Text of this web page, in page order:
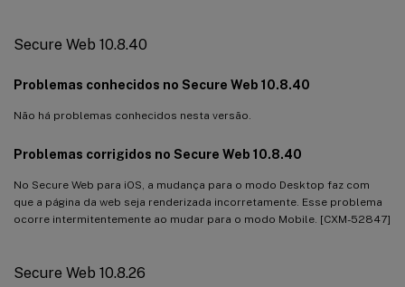
Secure Web 10.8.40
Problemas conhecidos no Secure Web 10.8.40
Não há problemas conhecidos nesta versão.
Problemas corrigidos no Secure Web 10.8.40
No Secure Web para iOS, a mudança para o modo Desktop faz com
que a página da web seja renderizada incorretamente. Esse problema
ocorre intermitentemente ao mudar para o modo Mobile. [CXM-52847]
Secure Web 10.8.26